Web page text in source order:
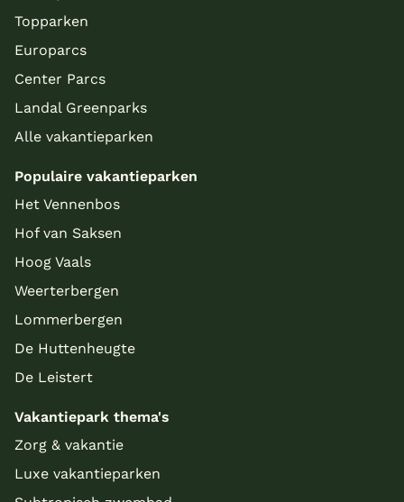
Topparken
Europarcs
Center Parcs
Landal Greenparks
Alle vakantieparken
Populaire vakantieparken
Het Vennenbos
Hof van Saksen
Hoog Vaals
Weerterbergen
Lommerbergen
De Huttenheugte
De Leistert
Vakantiepark thema's
Zorg & vakantie
Luxe vakantieparken